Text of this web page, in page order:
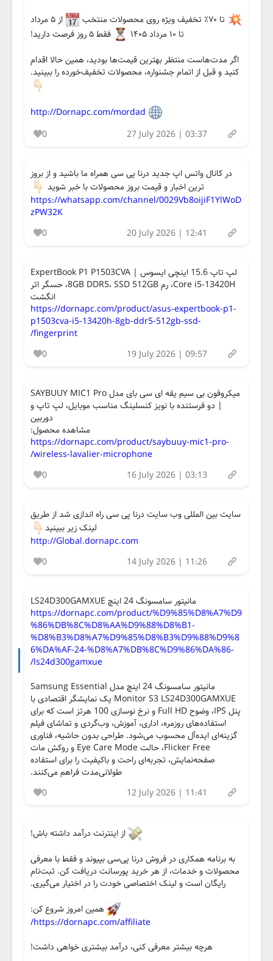
تا ۷۰٪ تخفیف ویژه روی محصولات منتخب
از ۵ مرداد
تا ۱۰ مرداد ۱۴۰۵
فقط ۵ روز فرصت دارید!
اگر مدت‌هاست منتظر بهترین قیمت‌ها بودید، همین حالا اقدام
کنید و قبل از اتمام جشنواره، محصولات تخفیف‌خورده را ببینید.
http://Dornapc.com/mordad
0
27 July 2026 | 03:37
در کانال واتس اپ جدید درنا پی سی همراه ما باشید و از بروز
ترین اخبار و قیمت بروز محصولات با خبر شوید
https://whatsapp.com/channel/0029Vb8oijiF1YlWoD
zPW32K
0
20 July 2026 | 12:41
لپ تاپ 15.6 اینچی ایسوس ExpertBook P1 P1503CVA |
Core i5-13420H، رم 8GB DDR5، SSD 512GB، حسگر اثر
انگشت
https://dornapc.com/product/asus-expertbook-p1-
p1503cva-i5-13420h-8gb-ddr5-512gb-ssd-
fingerprint/
0
19 July 2026 | 09:57
میکروفون بی سیم یقه ای سی بای مدل SAYBUUY MIC1 Pro
| دو فرستنده با نویز کنسلینگ مناسب موبایل، لپ تاپ و
دوربین
مشاهده محصول:
https://dornapc.com/product/saybuuy-mic1-pro-
wireless-lavalier-microphone/
0
16 July 2026 | 03:13
سایت بین المللی وب سایت درنا پی سی راه اندازی شد از طریق
لینک زیر ببینید
http://Global.dornapc.com
0
14 July 2026 | 11:26
مانیتور سامسونگ 24 اینچ LS24D300GAMXUE
https://dornapc.com/product/%D9%85%D8%A7%D9
%86%DB%8C%D8%AA%D9%88%D8%B1-
%D8%B3%D8%A7%D9%85%D8%B3%D9%88%D9%8
6%DA%AF-24-%D8%A7%DB%8C%D9%86%DA%86-
ls24d300gamxue/
مانیتور سامسونگ 24 اینچ مدل Samsung Essential
Monitor S3 LS24D300GAMXUE یک نمایشگر اقتصادی با
پنل IPS، وضوح Full HD و نرخ نوسازی 100 هرتز است که برای
استفاده‌های روزمره، اداری، آموزش، وب‌گردی و تماشای فیلم
گزینه‌ای ایده‌آل محسوب می‌شود. طراحی بدون حاشیه، فناوری
Flicker Free، حالت Eye Care Mode و روکش مات
صفحه‌نمایش، تجربه‌ای راحت و باکیفیت را برای استفاده
طولانی‌مدت فراهم می‌کنند.
0
12 July 2026 | 11:41
از اینترنت درآمد داشته باش!
به برنامه همکاری در فروش درنا پی‌سی بپیوند و فقط با معرفی
محصولات و خدمات، از هر خرید پورسانت دریافت کن. ثبت‌نام
رایگان است و لینک اختصاصی خودت را در اختیار می‌گیری.
همین امروز شروع کن:
https://dornapc.com/affiliate/
هرچه بیشتر معرفی کنی، درآمد بیشتری خواهی داشت!